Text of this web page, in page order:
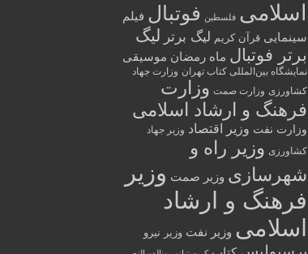
اسلامی فلسطین فوتبال فیلم
سینمایی قرآن کریم لیگ برتر لیگ
برتر فوتبال ماه رمضان موسیقی
نمایشگاه بین‌المللی کتاب تهران وزارت جهاد
کشاورزی وزارت صمت وزارت
فرهنگ و ارشاد اسلامی
وزارت نفت وزیر اقتصاد وزیر جهاد
کشاورزی وزیر راه و
شهرسازی وزیر صمت وزیر
فرهنگ و ارشاد
اسلامی وزیر نفت وزیر نیرو